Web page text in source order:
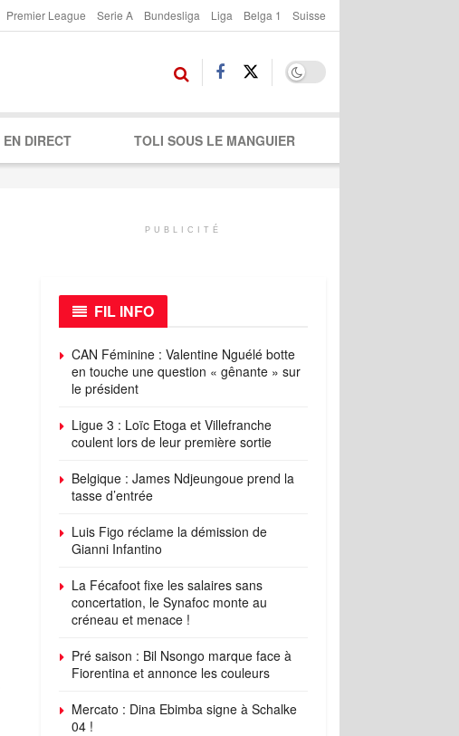
Premier League Serie A Bundesliga Liga Belga 1 Suisse
EN DIRECT TOLI SOUS LE MANGUIER
PUBLICITÉ
FIL INFO
CAN Féminine : Valentine Nguélé botte
en touche une question « gênante » sur
le président
Ligue 3 : Loïc Etoga et Villefranche
coulent lors de leur première sortie
Belgique : James Ndjeungoue prend la
tasse d’entrée
Luis Figo réclame la démission de
Gianni Infantino
La Fécafoot fixe les salaires sans
concertation, le Synafoc monte au
créneau et menace !
Pré saison : Bil Nsongo marque face à
Fiorentina et annonce les couleurs
Mercato : Dina Ebimba signe à Schalke
04 !